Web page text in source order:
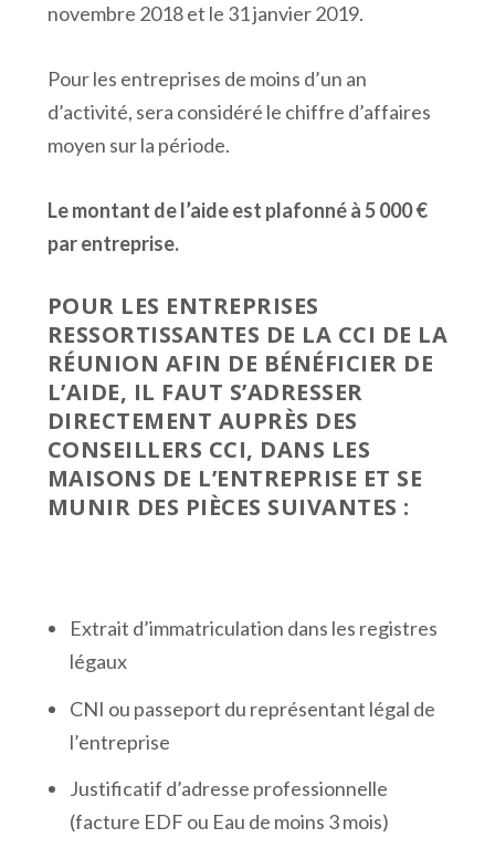
novembre 2018 et le 31 janvier 2019.
Pour les entreprises de moins d’un an
d’activité, sera considéré le chiffre d’affaires
moyen sur la période.
Le montant de l’aide est plafonné à 5 000 €
par entreprise.
POUR LES ENTREPRISES
RESSORTISSANTES DE LA CCI DE LA
RÉUNION AFIN DE BÉNÉFICIER DE
L’AIDE, IL FAUT S’ADRESSER
DIRECTEMENT AUPRÈS DES
CONSEILLERS CCI, DANS LES
MAISONS DE L’ENTREPRISE ET SE
MUNIR DES PIÈCES SUIVANTES :
Extrait d’immatriculation dans les registres
légaux
CNI ou passeport du représentant légal de
l’entreprise
Justificatif d’adresse professionnelle
(facture EDF ou Eau de moins 3 mois)